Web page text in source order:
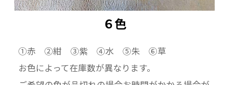
６色
①赤 ②紺 ③紫 ④水 ⑤朱 ⑥草
お色によって在庫数が異なります。